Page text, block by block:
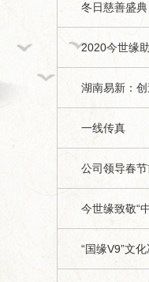
冬日慈善盛典
2020今世缘
湖南易新：创
一线传真
公司领导春节
今世缘致敬“
“国缘V9”文化